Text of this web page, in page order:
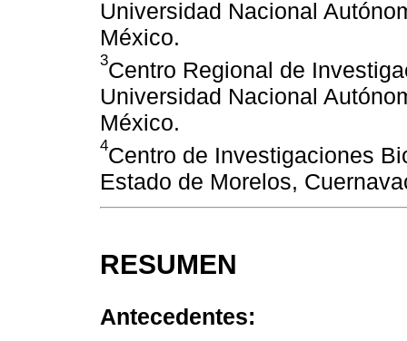
Universidad Nacional
México.
3Centro Regional de
Universidad Nacional
México.
4Centro de Investigaciones
Estado de Morelos,
RESUMEN
Antecedentes: